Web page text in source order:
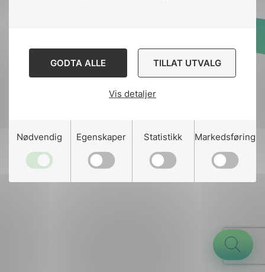
GODTA ALLE TILLAT UTVALG
Vis detaljer
Nødvendig Egenskaper Statistikk Markedsføring
Designed and developed
Stem Agency